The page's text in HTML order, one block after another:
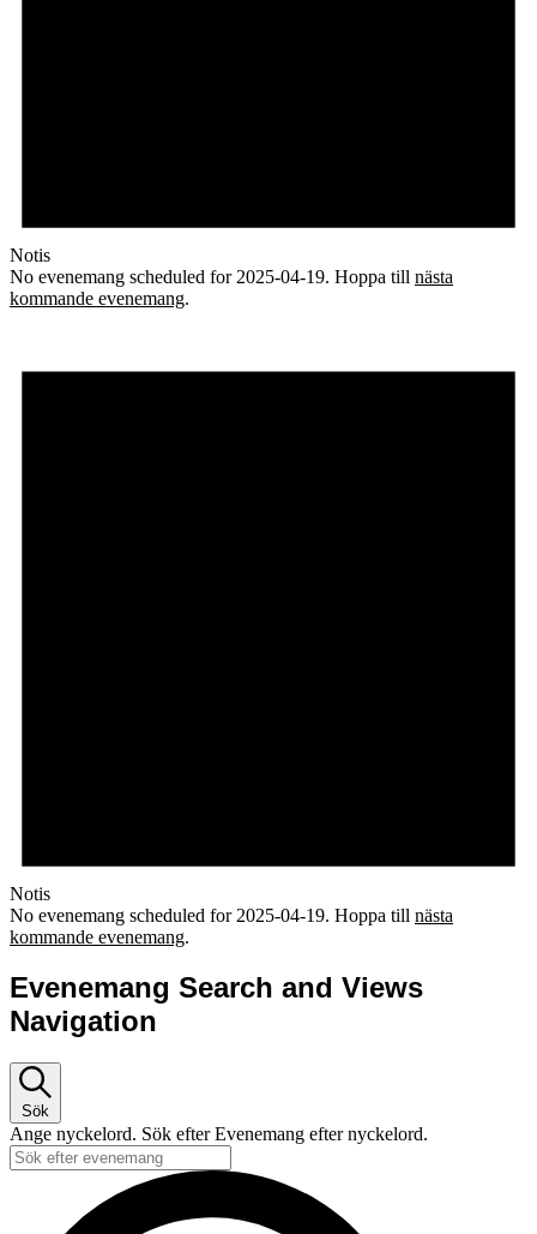
Notis
No evenemang scheduled for 2025-04-19. Hoppa till nästa
kommande evenemang.
Notis
No evenemang scheduled for 2025-04-19. Hoppa till nästa
kommande evenemang.
Evenemang Search and Views
Navigation
Sök
Ange nyckelord. Sök efter Evenemang efter nyckelord.